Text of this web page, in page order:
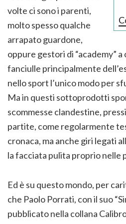
volte ci sono i parenti,
molto spesso qualche
arrapato guardone,
oppure gestori di “academy” a
fanciulle principalmente
nello sport l’unico modo per
Ma in questi sottoprodotti
scommesse clandestine,
partite, come regolarmente
cronaca, ma anche giri legati
la facciata pulita proprio nelle
Ed è su questo mondo, per
che Paolo Porrati, con il suo
pubblicato nella collana